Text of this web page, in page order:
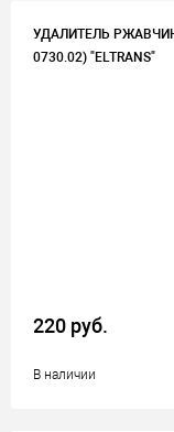
УДАЛИТЕЛЬ
0730.02) "ELTRANS"
220 руб.
В наличии